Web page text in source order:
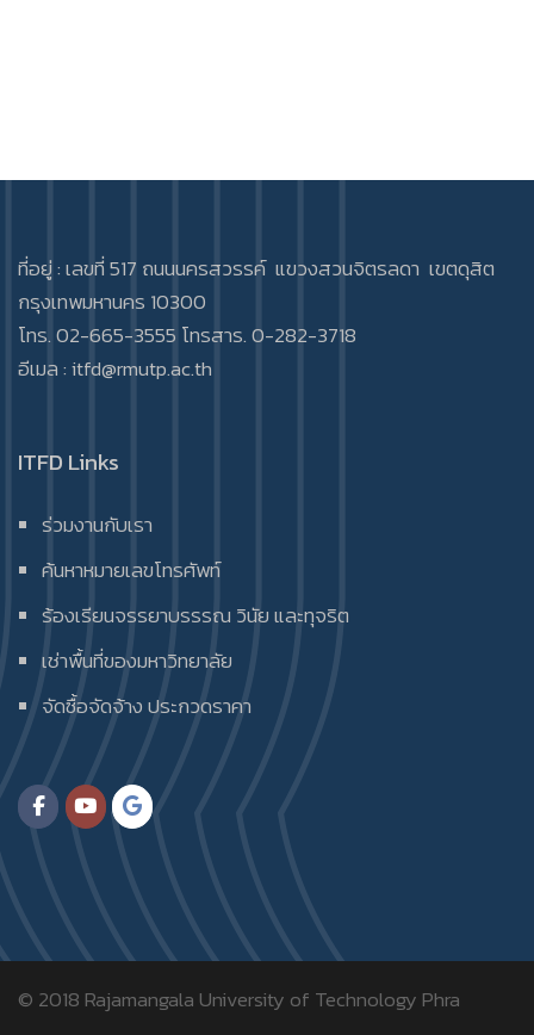
ที่อยู่ : เลขที่ 517 ถนนนครสวรรค์ แขวงสวนจิตรลดา เขตดุสิต
กรุงเทพมหานคร 10300
โทร. 02-665-3555 โทรสาร. 0-282-3718
อีเมล :itfd@rmutp.ac.th
ITFD Links
ร่วมงานกับเรา
ค้นหาหมายเลขโทรศัพท์
ร้องเรียนจรรยาบรรรณ วินัย และทุจริต
เช่าพื้นที่ของมหาวิทยาลัย
จัดซื้อจัดจ้าง ประกวดราคา
© 2018 Rajamangala University of Technology Phra